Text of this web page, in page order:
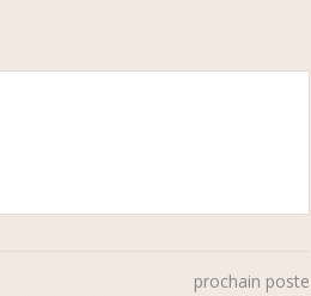
prochain poste